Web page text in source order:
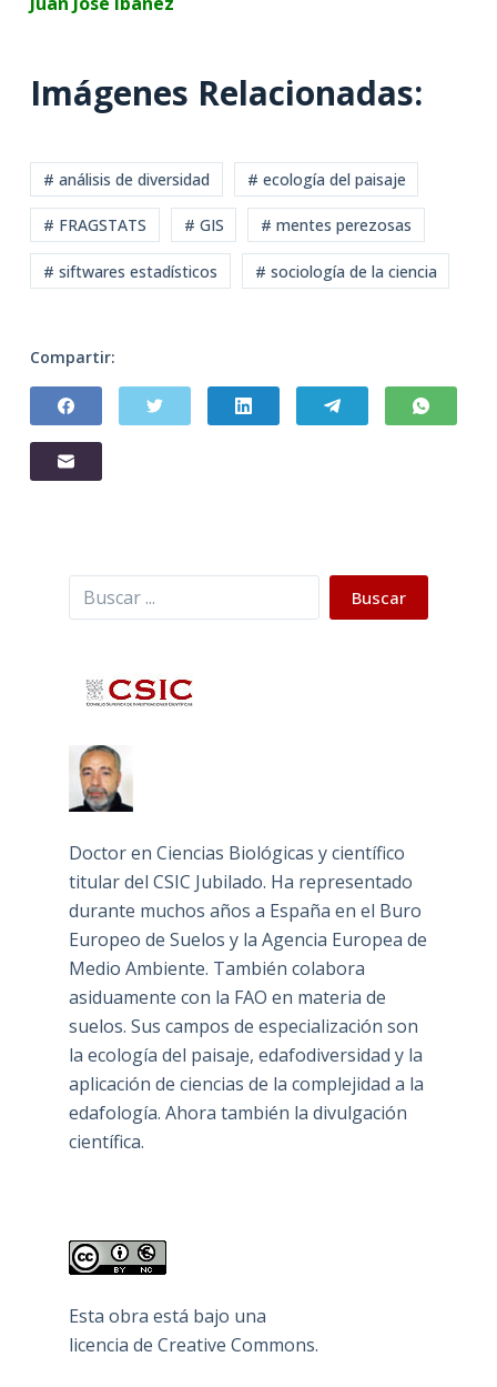
Imágenes Relacionadas:
# análisis de diversidad # ecología del paisaje
# FRAGSTATS # GIS # mentes perezosas
# siftwares estadísticos # sociología de la ciencia
Compartir:
Buscar Buscar
Doctor en Ciencias Biológicas y científico
titular del CSIC Jubilado. Ha representado
durante muchos años a España en el Buro
Europeo de Suelos y la Agencia Europea de
Medio Ambiente. También colabora
asiduamente con la FAO en materia de
suelos. Sus campos de especialización son
la ecología del paisaje, edafodiversidad y la
aplicación de ciencias de la complejidad a la
edafología. Ahora también la divulgación
científica.
Esta obra está bajo una
licencia de Creative Commons.